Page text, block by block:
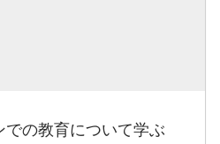
の教育について学ぶ